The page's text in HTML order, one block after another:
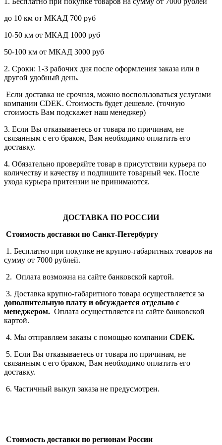
до 10 км от МКАД 700 руб
10-50 км от МКАД 1000 руб
50-100 км от МКАД 3000 руб
2. Сроки: 1-3 рабочих дня после оформления заказа или в
другой удобный день.
Если доставка не срочная, можно воспользоваться услугами
компании СDEK. Стоимость будет дешевле. (точную
стоимость Вам подскажет наш менеджер)
3. Если Вы отказываетесь от товара по причинам, не
связанным с его браком, Вам необходимо оплатить его
доставку.
4. Обязательно проверяйте товар в присутствии курьера по
количеству и качеству и подпишите товарный чек. После
ухода курьера притензии не принимаются.
ДОСТАВКА ПО РОССИИ
Стоимость доставки по Санкт-Петербургу
1. Бесплатно при покупке не крупно-габаритных товаров на
сумму от 7000 рублей.
2. Оплата возможна на сайте банковской картой.
3. Доставка крупно-габаритного товара осуществляется за
дополнительную плату и обсуждается отдельно с
менеджером. Оплата осуществляется на сайте банковской
картой.
4. Мы отправляем заказы с помощью компании СDEK.
5. Если Вы отказываетесь от товара по причинам, не
связанным с его браком, Вам необходимо оплатить его
доставку.
6. Частичный выкуп заказа не предусмотрен.
Стоимость доставки по регионам России